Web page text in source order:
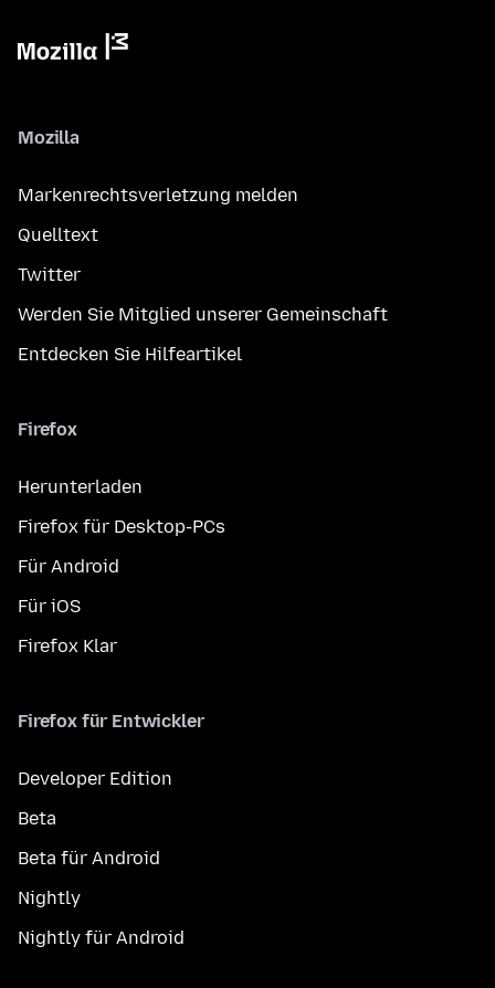
Mozilla
Markenrechtsverletzung melden
Quelltext
Twitter
Werden Sie Mitglied unserer Gemeinschaft
Entdecken Sie Hilfeartikel
Firefox
Herunterladen
Firefox für Desktop-PCs
Für Android
Für iOS
Firefox Klar
Firefox für Entwickler
Developer Edition
Beta
Beta für Android
Nightly
Nightly für Android